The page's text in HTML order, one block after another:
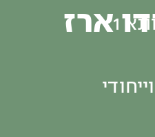
ארז 1